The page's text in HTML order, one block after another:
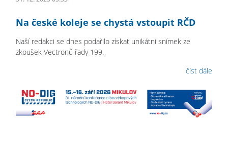
Na české koleje se chystá vstoupit RČD
Naší redakci se dnes podařilo získat unikátní snímek ze
zkoušek Vectronů řady 199.
číst dále